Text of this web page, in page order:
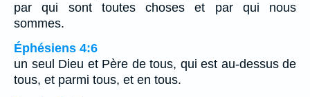
par qui sont toutes choses et par qui nous
sommes.
Éphésiens 4:6
un seul Dieu et Père de tous, qui est au-dessus de
tous, et parmi tous, et en tous.